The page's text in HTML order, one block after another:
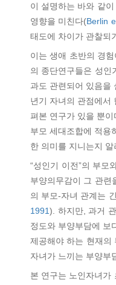
이 설명하는 바와 같
영향을 미친다(Berlin
태도에 차이가 관찰되
이는 생애 초반의 경
의 종단연구들은 성인
과도 관련되어 있음을
년기 자녀의 관점에서
펴본 연구가 있을 뿐이
부모 세대조합에 적용
한 의미를 지니는지
“성인기 이전”의 부모
부양의무감이 그 관련
의 부모-자녀 관계는
1991). 하지만, 과거
정도와 부양부담에 보
제공해야 하는 현재의
자녀가 느끼는 부양부
본 연구는 노인자녀가